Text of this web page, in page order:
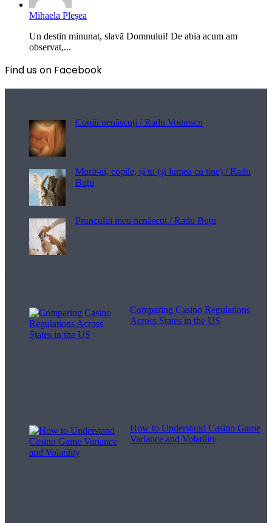
Mihaela Pleșea
Un destin minunat, slavă Domnului! De abia acum am
observat,...
Find us on Facebook
Copiii nenăscuți / Radu Voinescu
Murit-ai, copile, și tu (și lumea cu tine) / Radu
Buțu
Pruncului meu nenăscut / Radu Buțu
Comparing Casino Regulations
Across States in the US
How to Understand Casino Game
Variance and Volatility